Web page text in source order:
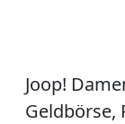
Joop!
Geldbörse,